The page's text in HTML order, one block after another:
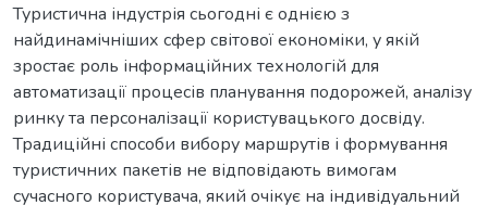
Туристична індустрія сьогодні є однією з
найдинамічніших сфер світової економіки, у якій
зростає роль інформаційних технологій для
автоматизації процесів планування подорожей, аналізу
ринку та персоналізації користувацького досвіду.
Традиційні способи вибору маршрутів і формування
туристичних пакетів не відповідають вимогам
сучасного користувача, який очікує на індивідуальний